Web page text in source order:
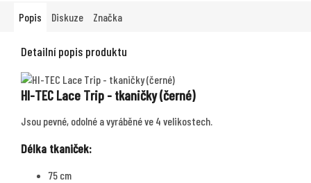
Popis Diskuze Značka
Detailní popis produktu
HI-TEC Lace Trip - tkaničky (černé)
Jsou pevné, odolné a vyráběné ve 4 velikostech.
Délka tkaniček:
75 cm